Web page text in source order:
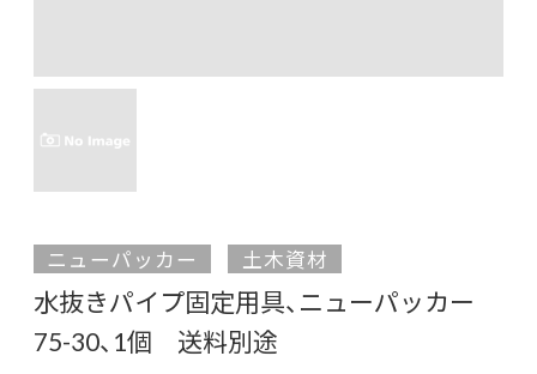
ニューパッカー 土木資材
水抜きパイプ固定用具、ニューパッカー
75-30、1個 送料別途